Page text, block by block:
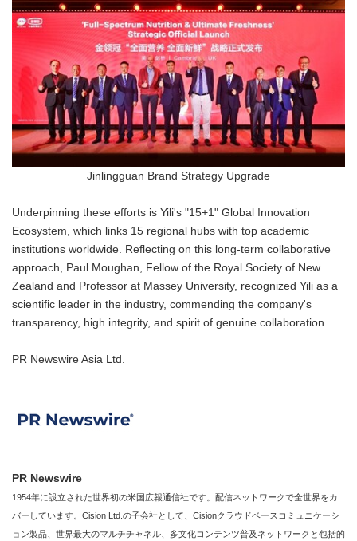
Jinlingguan Brand Strategy Upgrade
Underpinning these efforts is Yili's "15+1" Global Innovation
Ecosystem, which links 15 regional hubs with top academic
institutions worldwide. Reflecting on this long-term collaborative
approach, Paul Moughan, Fellow of the Royal Society of New
Zealand and Professor at Massey University, recognized Yili as a
scientific leader in the industry, commending the company's
transparency, high integrity, and spirit of genuine collaboration.
PR Newswire Asia Ltd.
PR Newswire
1954年に設立された世界初の米国広報通信社です。配信ネットワークで全世界をカ
バーしています。Cision Ltd.の子会社として、Cisionクラウドベースコミュニケーシ
ョン製品、世界最大のマルチチャネル、多文化コンテンツ普及ネットワークと包括的